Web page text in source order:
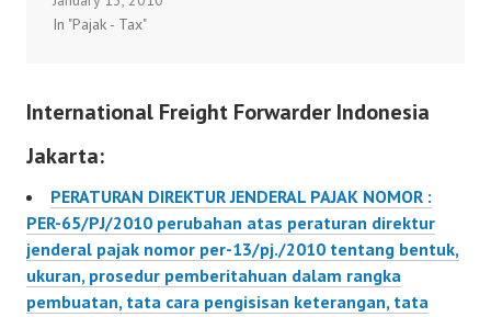
PER-19/PJ/2009
Pengolahan Surat
In "Pajak - Tax"
International Freight Forwarder Indonesia
Jakarta:
PERATURAN DIREKTUR JENDERAL PAJAK NOMOR :
PER-65/PJ/2010 perubahan atas peraturan direktur
jenderal pajak nomor per-13/pj./2010 tentang bentuk,
ukuran, prosedur pemberitahuan dalam rangka
pembuatan, tata cara pengisisan keterangan, tata